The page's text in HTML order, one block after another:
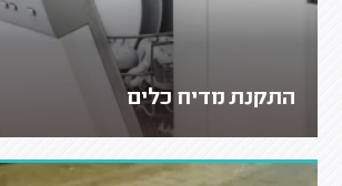
התקנת מדיח כלים